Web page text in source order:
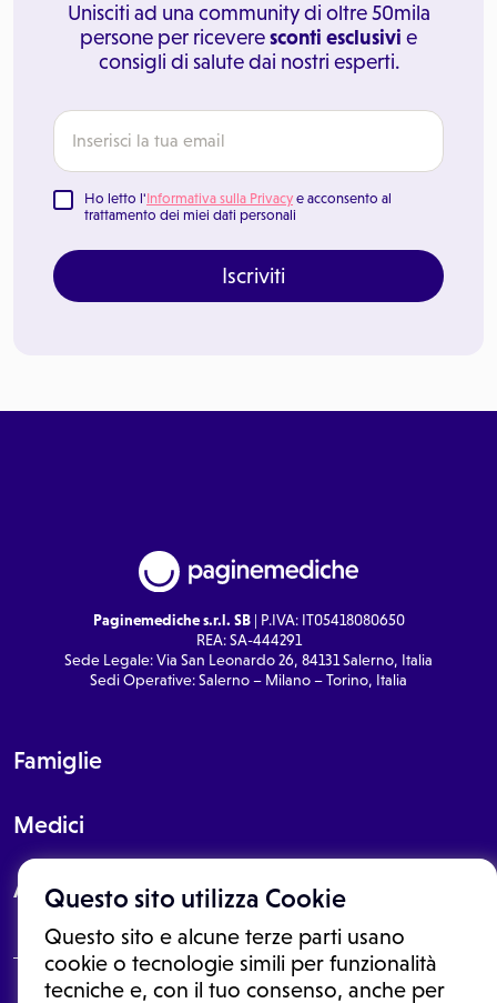
Questo sito utilizza Cookie
Questo sito e alcune terze parti usano
cookie o tecnologie simili per funzionalità
tecniche e, con il tuo consenso, anche per
Unisciti ad una community di oltre 50mila
persone per riceveresconti esclusivi e
consigli di salute dai nostri esperti.
Ho letto l'Informativa sulla Privacy e acconsento al
trattamento dei miei dati personali
Iscriviti
Paginemediche s.r.l. SB| P.IVA: IT05418080650
REA: SA-444291
Sede Legale: Via San Leonardo 26, 84131 Salerno, Italia
Sedi Operative: Salerno – Milano – Torino, Italia
Famiglie
Medici
About